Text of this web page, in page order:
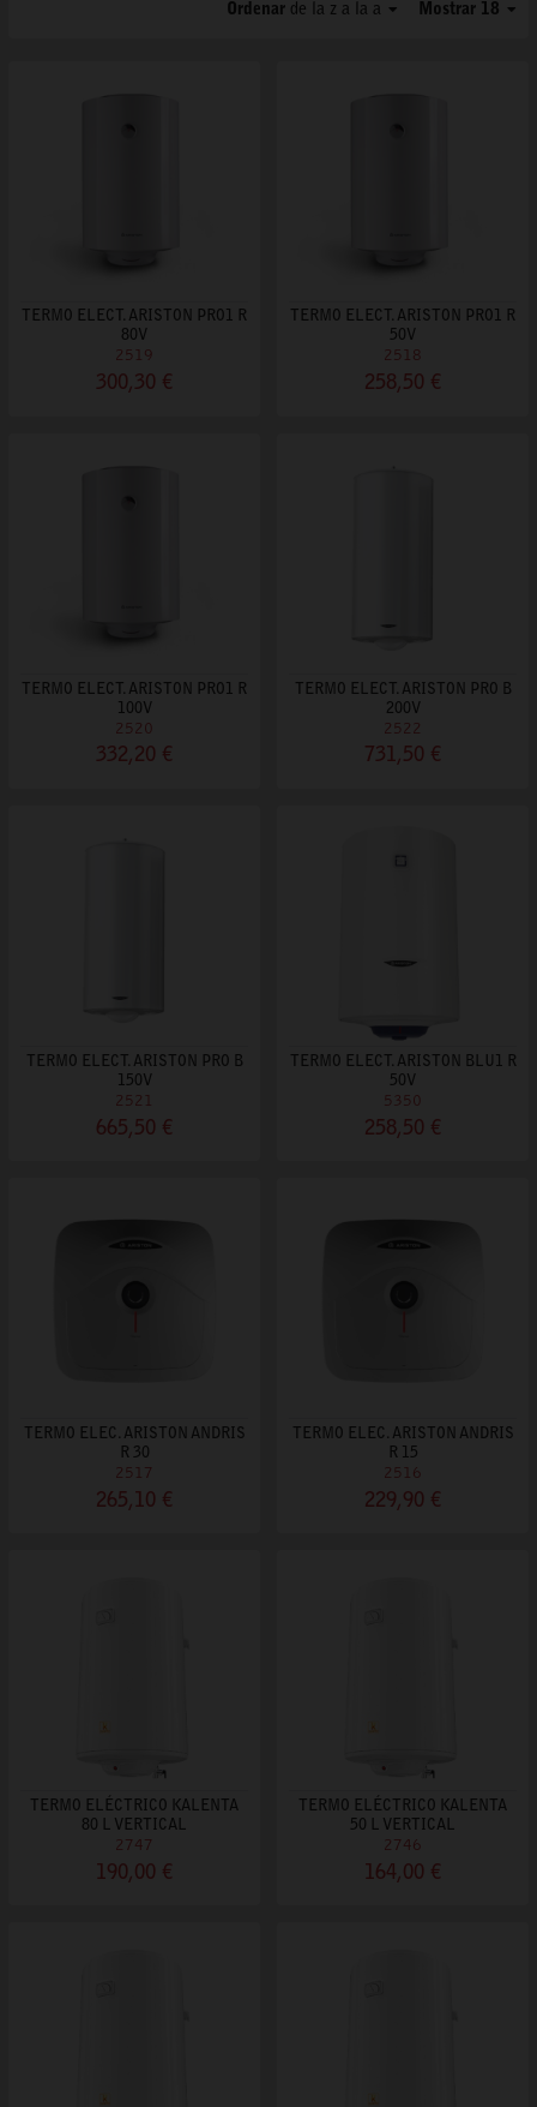
Mostrar 18
Ordenar de la z a la a
TERMO ELECT. ARISTON PRO1 R
80V
2519
300,30 €
TERMO ELECT. ARISTON PRO1 R
50V
2518
258,50 €
TERMO ELECT. ARISTON PRO1 R
100V
2520
332,20 €
TERMO ELECT. ARISTON PRO B
200V
2522
731,50 €
TERMO ELECT. ARISTON PRO B
150V
2521
665,50 €
TERMO ELECT. ARISTON BLU1 R
50V
5350
258,50 €
TERMO ELEC. ARISTON ANDRIS
R 30
2517
265,10 €
TERMO ELEC. ARISTON ANDRIS
R 15
2516
229,90 €
TERMO ELÉCTRICO KALENTA
80 L VERTICAL
2747
190,00 €
TERMO ELÉCTRICO KALENTA
50 L VERTICAL
2746
164,00 €